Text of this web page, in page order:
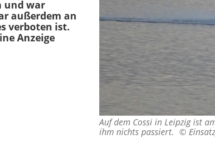
Auf dem Cossi in Leipzig ist
ihm nichts passiert. ©
und war
außerdem an
verboten ist.
Anzeige